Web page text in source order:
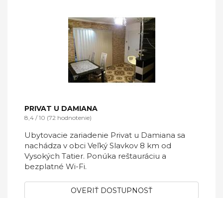
PRIVAT U DAMIANA
8,4 / 10 (72 hodnotenie)
Ubytovacie zariadenie Privat u Damiana sa
nachádza v obci Veľký Slavkov 8 km od
Vysokých Tatier. Ponúka reštauráciu a
bezplatné Wi-Fi.
OVERIŤ DOSTUPNOSŤ